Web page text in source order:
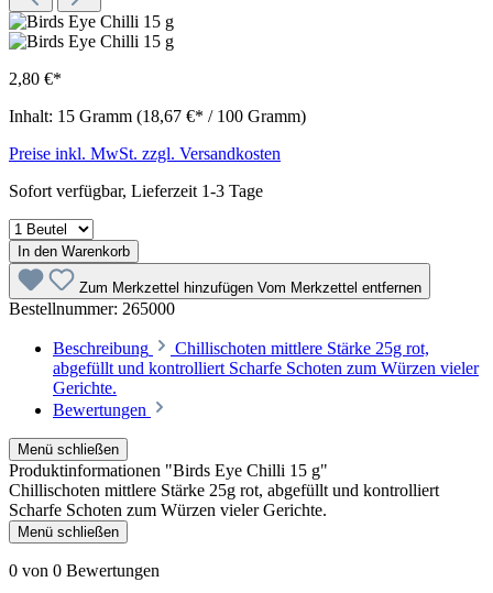
2,80 €*
Inhalt: 15 Gramm (18,67 €* / 100 Gramm)
Preise inkl. MwSt. zzgl. Versandkosten
Sofort verfügbar, Lieferzeit 1-3 Tage
In den Warenkorb
Zum Merkzettel hinzufügen Vom Merkzettel entfernen
Bestellnummer: 265000
Beschreibung
Chillischoten mittlere Stärke 25g rot,
abgefüllt und kontrolliert Scharfe Schoten zum Würzen vieler
Gerichte.
Bewertungen
Menü schließen
Produktinformationen "Birds Eye Chilli 15 g"
Chillischoten mittlere Stärke 25g rot, abgefüllt und kontrolliert
Scharfe Schoten zum Würzen vieler Gerichte.
Menü schließen
0 von 0 Bewertungen